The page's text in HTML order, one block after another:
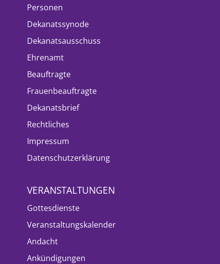
Personen
Dekanatssynode
Dekanatsausschuss
Ehrenamt
Beauftragte
Frauenbeauftragte
Dekanatsbrief
Rechtliches
Impressum
Datenschutzerklärung
VERANSTALTUNGEN
Gottesdienste
Veranstaltungskalender
Andacht
Ankündigungen